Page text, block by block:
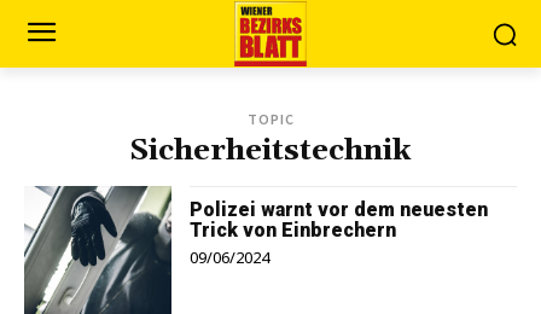
TOPIC
Sicherheitstechnik
Polizei warnt vor dem neuesten
Trick von Einbrechern
09/06/2024